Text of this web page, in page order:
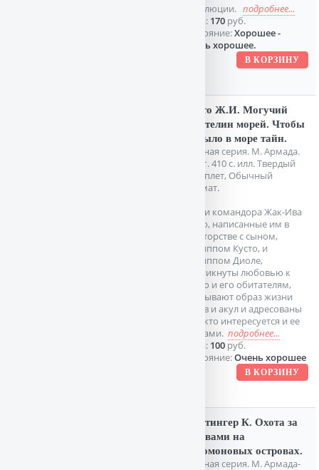
революции. подробнее...
Цена: 170руб.
Состояние:Хорошее -
очень хорошее.
Кусто Ж.И. Могучий
властелин морей. Чтобы
не было в море тайн.
Зеленая серия. М. Армада.
1997г. 410 с. илл. Твердый
переплет, Обычный
формат.
Книги командора Жак-Ива
Кусто, написанные им в
соавторстве с сыном,
Филиппом Кусто, и
Филиппом Диоле,
проникнуты любовью к
морю и его обитателям,
описывают образ жизни
китов и акул и адресованы
тем, кто интересуется и ее
тайнами. подробнее...
Цена: 100руб.
Состояние:Очень хорошее
Майтингер К. Охота за
головами на
Соломоновых островах.
Зеленая серия. М. Армада-